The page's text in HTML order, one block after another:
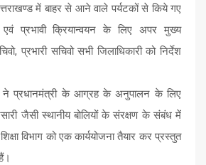
में बाहर से आने वाले पर्यटकों से किये गए
प्रभावी क्रियान्वयन के लिए अपर मुख्य
प्रभारी सचिवो सभी जिलाधिकारी को निर्देश
ने प्रधानमंत्री के आग्रह के अनुपालन के लिए
जैसी स्थानीय बोलियों के संरक्षण के संबंध में
शिक्षा विभाग को एक कार्ययोजना तैयार कर प्रस्तुत